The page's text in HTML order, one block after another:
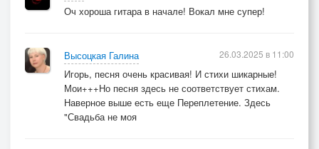
Оч хороша гитара в начале! Вокал мне супер!
Высоцкая Галина
Игорь, песня очень красивая! И стихи шикарные!
Мои+++Но песня здесь не соответствует стихам.
Наверное выше есть еще Переплетение. Здесь
"Свадьба не моя
26.03.2025 в 11:00